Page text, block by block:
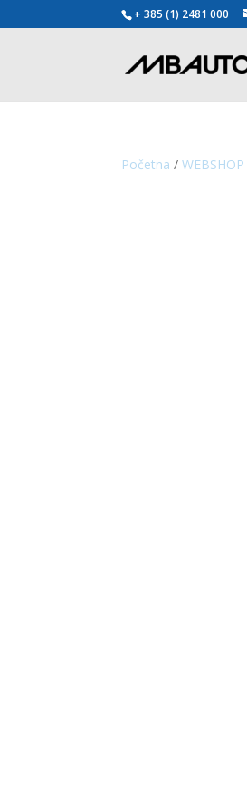
+ 385 (1) 2481 000
Početna /WEBSHOP